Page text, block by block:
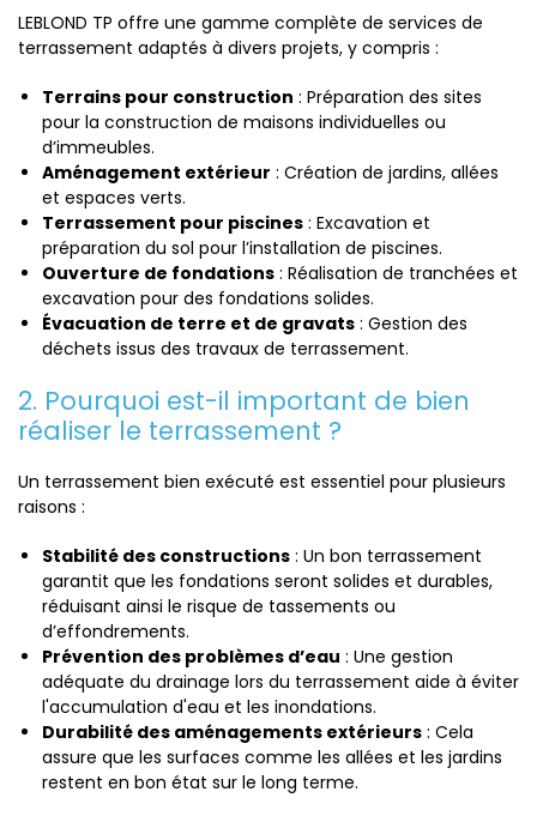
LEBLOND TP offre une gamme complète de services de
terrassement adaptés à divers projets, y compris :
Terrains pour construction : Préparation des sites
pour la construction de maisons individuelles ou
d’immeubles.
Aménagement extérieur : Création de jardins, allées
et espaces verts.
Terrassement pour piscines : Excavation et
préparation du sol pour l’installation de piscines.
Ouverture de fondations : Réalisation de tranchées et
excavation pour des fondations solides.
Évacuation de terre et de gravats : Gestion des
déchets issus des travaux de terrassement.
2. Pourquoi est-il important de bien
réaliser le terrassement ?
Un terrassement bien exécuté est essentiel pour plusieurs
raisons :
Stabilité des constructions : Un bon terrassement
garantit que les fondations seront solides et durables,
réduisant ainsi le risque de tassements ou
d’effondrements.
Prévention des problèmes d’eau : Une gestion
adéquate du drainage lors du terrassement aide à éviter
l'accumulation d'eau et les inondations.
Durabilité des aménagements extérieurs : Cela
assure que les surfaces comme les allées et les jardins
restent en bon état sur le long terme.